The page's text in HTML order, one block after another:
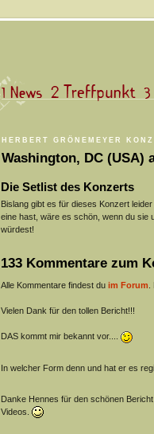
HERBERT GRÖNEMEYER
Washington, DC (USA)
Die Setlist des Konzerts
Bislang gibt es für dieses Konzert
eine hast, wäre es schön, wenn du sie
würdest!
133 Kommentare zum
Alle Kommentare findest du im Forum
Vielen Dank für den tollen Bericht!!!
DAS kommt mir bekannt vor....
In welcher Form denn und hat er es
Danke Hennes für den schönen
Videos.